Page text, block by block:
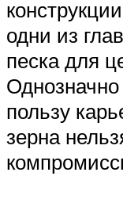
одни из
песка для
пользу
зерна